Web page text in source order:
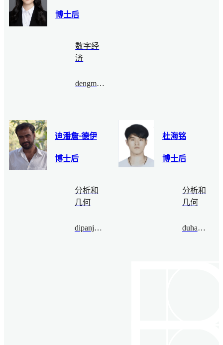
博士后
数字经
济
dengmanyao@bimsa.cn
迪潘詹·德伊
博士后
分析和
几何
dipanjandey@bimsa.cn
杜海铭
博士后
分析和
几何
duhaiming@bimsa.cn